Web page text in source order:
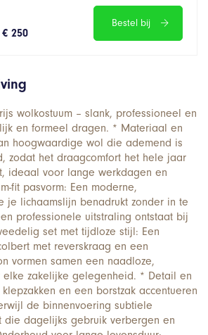
€ 250
Bestel bij
wolkostuum – slank, professioneel en
en formeel dragen. * Materiaal en
hoogwaardige wol die ademend is
zodat het draagcomfort het hele jaar
ideaal voor lange werkdagen en
fit pasvorm: Een moderne,
je lichaamslijn benadrukt zonder in te
professionele uitstraling ontstaat bij
set met tijdloze stijl: Een
met reverskraag en een
vormen samen een naadloze,
zakelijke gelegenheid. * Detail en
en een borstzak accentueren
de binnenvoering subtiele
die dagelijks gebruik verbergen en